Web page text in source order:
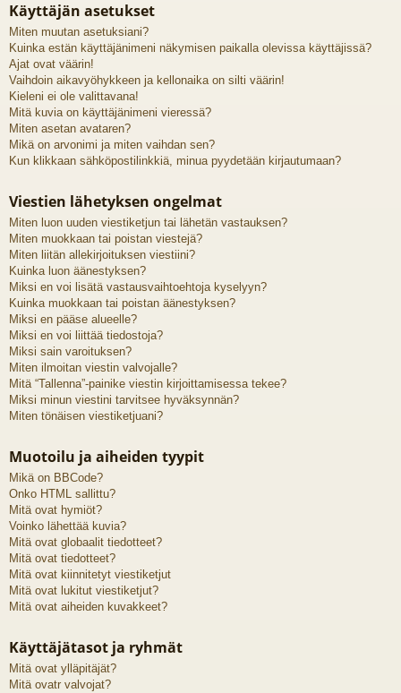
Käyttäjän asetukset
Miten muutan asetuksiani?
Kuinka estän käyttäjänimeni näkymisen paikalla olevissa käyttäjissä?
Ajat ovat väärin!
Vaihdoin aikavyöhykkeen ja kellonaika on silti väärin!
Kieleni ei ole valittavana!
Mitä kuvia on käyttäjänimeni vieressä?
Miten asetan avataren?
Mikä on arvonimi ja miten vaihdan sen?
Kun klikkaan sähköpostilinkkiä, minua pyydetään kirjautumaan?
Viestien lähetyksen ongelmat
Miten luon uuden viestiketjun tai lähetän vastauksen?
Miten muokkaan tai poistan viestejä?
Miten liitän allekirjoituksen viestiini?
Kuinka luon äänestyksen?
Miksi en voi lisätä vastausvaihtoehtoja kyselyyn?
Kuinka muokkaan tai poistan äänestyksen?
Miksi en pääse alueelle?
Miksi en voi liittää tiedostoja?
Miksi sain varoituksen?
Miten ilmoitan viestin valvojalle?
Mitä “Tallenna”-painike viestin kirjoittamisessa tekee?
Miksi minun viestini tarvitsee hyväksynnän?
Miten tönäisen viestiketjuani?
Muotoilu ja aiheiden tyypit
Mikä on BBCode?
Onko HTML sallittu?
Mitä ovat hymiöt?
Voinko lähettää kuvia?
Mitä ovat globaalit tiedotteet?
Mitä ovat tiedotteet?
Mitä ovat kiinnitetyt viestiketjut
Mitä ovat lukitut viestiketjut?
Mitä ovat aiheiden kuvakkeet?
Käyttäjätasot ja ryhmät
Mitä ovat ylläpitäjät?
Mitä ovatr valvojat?